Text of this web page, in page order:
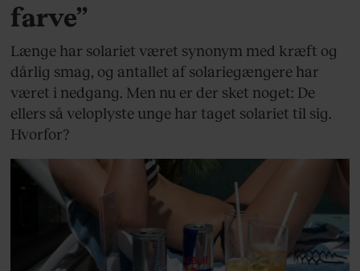
farve”
Længe har solariet været synonym med kræft og
dårlig smag, og antallet af solariegængere har
været i nedgang. Men nu er der sket noget: De
ellers så veloplyste unge har taget solariet til sig.
Hvorfor?